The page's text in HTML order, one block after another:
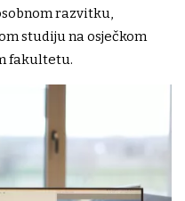
razvitku,
studiju na osječkom
fakultetu.